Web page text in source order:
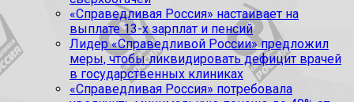
«Справедливая Россия» настаивает на
выплате 13-х зарплат и пенсий
Лидер «Справедливой России» предложил
меры, чтобы ликвидировать дефицит врачей
в государственных клиниках
«Справедливая Россия» потребовала